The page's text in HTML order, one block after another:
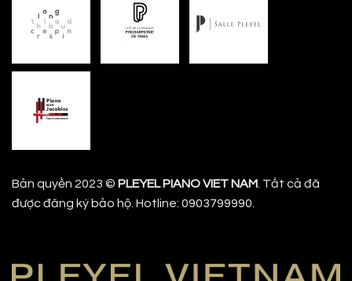
Bản quyền 2023 © PLEYEL PIANO VIET NAM . Tất cả đã
được đăng ký bảo hộ. Hotline: 0903799990.